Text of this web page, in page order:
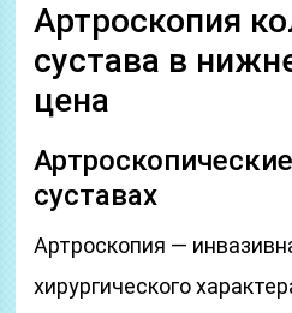
Артроскопия
сустава в
цена
суставах
Артроскопия —
хирургического